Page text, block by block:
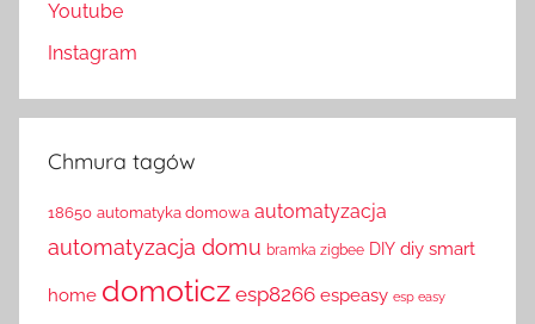
Youtube
Instagram
Chmura tagów
18650 automatyka domowa automatyzacja
automatyzacja domu bramka zigbee DIY diy smart
home domoticz esp8266 espeasy esp easy